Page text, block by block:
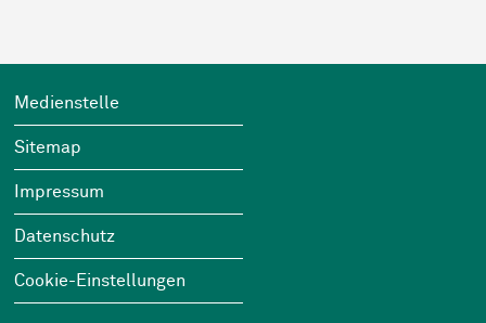
Footer
Wichtige Links
Medienstelle
Sitemap
Impressum
Datenschutz
Cookie-Einstellungen